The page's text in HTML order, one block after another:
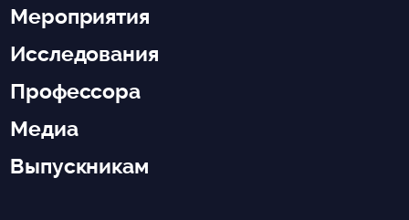
Мероприятия
Исследования
Профессора
Медиа
Выпускникам